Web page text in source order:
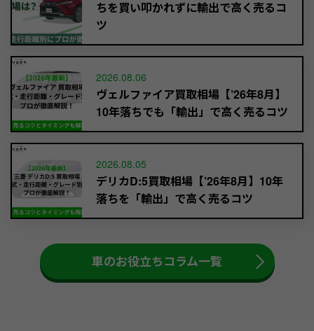
ちを買い叩かれずに輸出で高く売るコ
ツ
2026.08.06
ヴェルファイア買取相場【’26年8月】
10年落ちでも「輸出」で高く売るコツ
2026.08.05
デリカD:5買取相場【’26年8月】10年
落ちを「輸出」で高く売るコツ
車のお役立ちコラム一覧